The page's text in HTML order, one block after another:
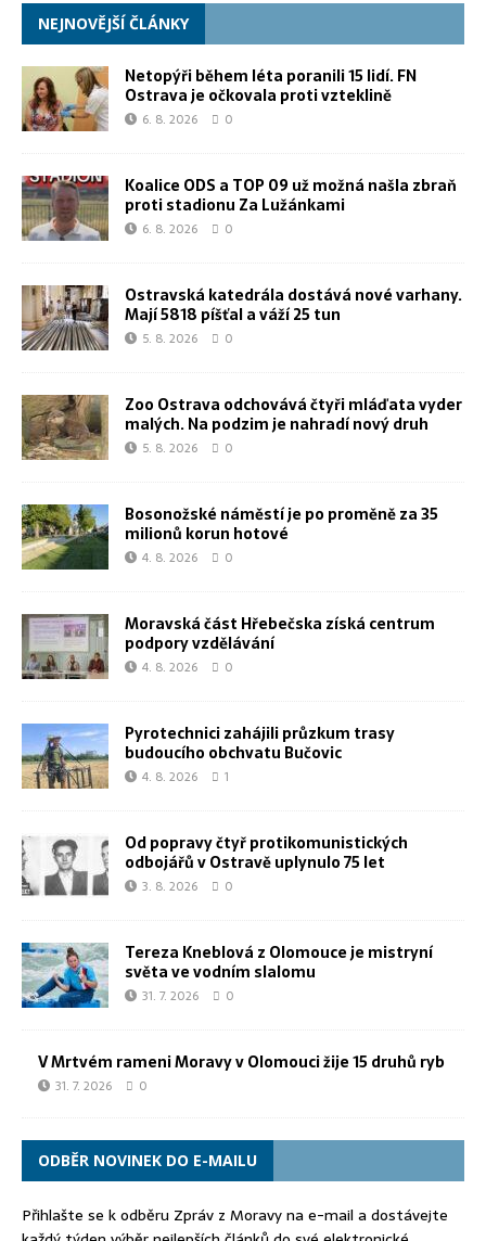
NEJNOVĚJŠÍ ČLÁNKY
Netopýři během léta poranili 15 lidí. FN
Ostrava je očkovala proti vzteklině
6. 8. 2026 0
Koalice ODS a TOP 09 už možná našla zbraň
proti stadionu Za Lužánkami
6. 8. 2026 0
Ostravská katedrála dostává nové varhany.
Mají 5818 píšťal a váží 25 tun
5. 8. 2026 0
Zoo Ostrava odchovává čtyři mláďata vyder
malých. Na podzim je nahradí nový druh
5. 8. 2026 0
Bosonožské náměstí je po proměně za 35
milionů korun hotové
4. 8. 2026 0
Moravská část Hřebečska získá centrum
podpory vzdělávání
4. 8. 2026 0
Pyrotechnici zahájili průzkum trasy
budoucího obchvatu Bučovic
4. 8. 2026 1
Od popravy čtyř protikomunistických
odbojářů v Ostravě uplynulo 75 let
3. 8. 2026 0
Tereza Kneblová z Olomouce je mistryní
světa ve vodním slalomu
31. 7. 2026 0
V Mrtvém rameni Moravy v Olomouci žije 15 druhů ryb
31. 7. 2026 0
ODBĚR NOVINEK DO E-MAILU
Přihlašte se k odběru Zpráv z Moravy na e-mail a dostávejte